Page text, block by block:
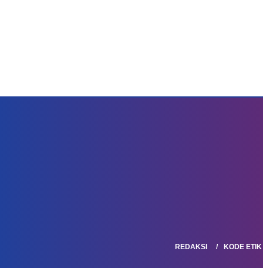
REDAKSI KODE ETIK